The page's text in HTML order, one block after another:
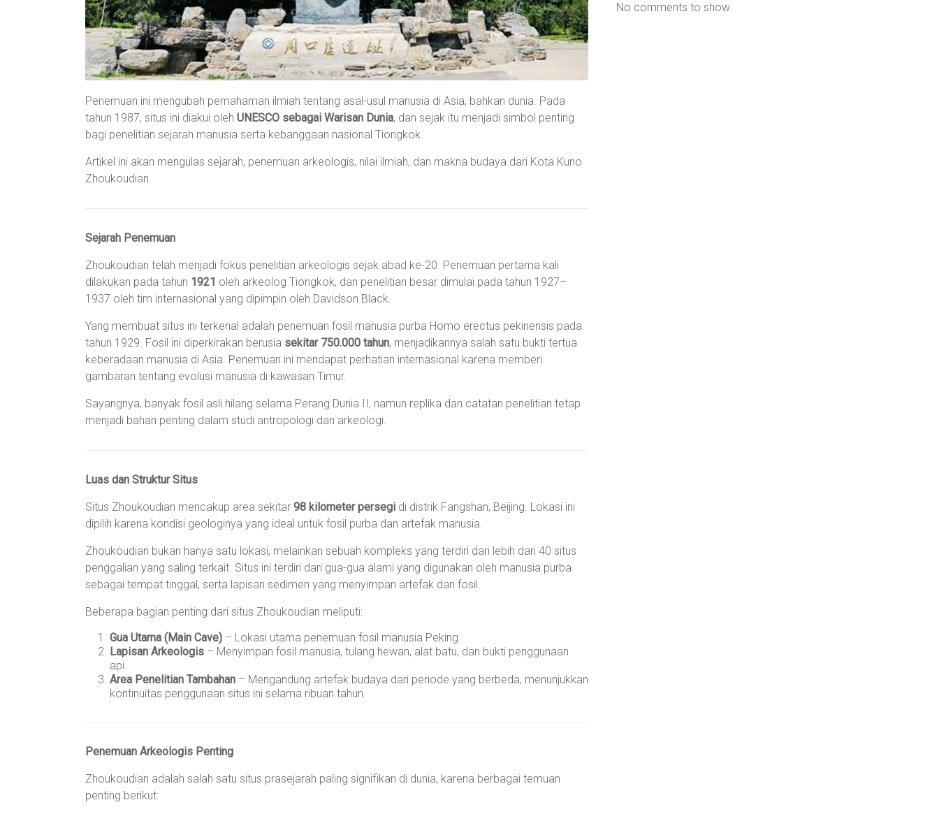
Penemuan ini mengubah pemahaman ilmiah tentang asal-usul manusia di Asia, bahkan dunia. Pada
tahun 1987, situs ini diakui oleh UNESCO sebagai Warisan Dunia, dan sejak itu menjadi simbol penting
bagi penelitian sejarah manusia serta kebanggaan nasional Tiongkok.
Artikel ini akan mengulas sejarah, penemuan arkeologis, nilai ilmiah, dan makna budaya dari Kota Kuno
Zhoukoudian.
Sejarah Penemuan
Zhoukoudian telah menjadi fokus penelitian arkeologis sejak abad ke-20. Penemuan pertama kali
dilakukan pada tahun 1921 oleh arkeolog Tiongkok, dan penelitian besar dimulai pada tahun 1927–
1937 oleh tim internasional yang dipimpin oleh Davidson Black.
Yang membuat situs ini terkenal adalah penemuan fosil manusia purba Homo erectus pekinensis pada
tahun 1929. Fosil ini diperkirakan berusia sekitar 750.000 tahun, menjadikannya salah satu bukti tertua
keberadaan manusia di Asia. Penemuan ini mendapat perhatian internasional karena memberi
gambaran tentang evolusi manusia di kawasan Timur.
Sayangnya, banyak fosil asli hilang selama Perang Dunia II, namun replika dan catatan penelitian tetap
menjadi bahan penting dalam studi antropologi dan arkeologi.
Luas dan Struktur Situs
Situs Zhoukoudian mencakup area sekitar 98 kilometer persegi di distrik Fangshan, Beijing. Lokasi ini
dipilih karena kondisi geologinya yang ideal untuk fosil purba dan artefak manusia.
Zhoukoudian bukan hanya satu lokasi, melainkan sebuah kompleks yang terdiri dari lebih dari 40 situs
penggalian yang saling terkait. Situs ini terdiri dari gua-gua alami yang digunakan oleh manusia purba
sebagai tempat tinggal, serta lapisan sedimen yang menyimpan artefak dan fosil.
Beberapa bagian penting dari situs Zhoukoudian meliputi:
Gua Utama (Main Cave) – Lokasi utama penemuan fosil manusia Peking.
Lapisan Arkeologis – Menyimpan fosil manusia, tulang hewan, alat batu, dan bukti penggunaan
api.
Area Penelitian Tambahan – Mengandung artefak budaya dari periode yang berbeda, menunjukkan
kontinuitas penggunaan situs ini selama ribuan tahun.
Penemuan Arkeologis Penting
Zhoukoudian adalah salah satu situs prasejarah paling signifikan di dunia, karena berbagai temuan
penting berikut:
No comments to show.